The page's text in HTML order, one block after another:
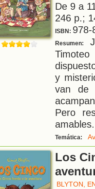
De 9 a
246 p.;
ISBN: 978-
Resumen:
y
van de
Pero
Temática:
Los
BLYTON,